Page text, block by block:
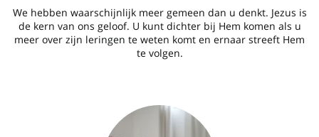
We hebben waarschijnlijk meer gemeen dan u denkt. Jezus is
de kern van ons geloof. U kunt dichter bij Hem komen als u
meer over zijn leringen te weten komt en ernaar streeft Hem
te volgen.